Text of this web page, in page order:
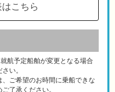
こちら
航予定船舶が変更となる場合
い。
ご希望のお時間に乗船できな
了承ください。